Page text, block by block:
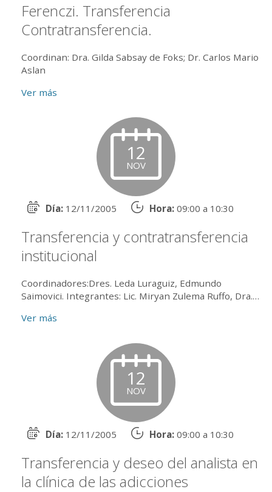
Ferenczi. Transferencia
Contratransferencia.
Coordinan: Dra. Gilda Sabsay de Foks; Dr. Carlos Mario
Aslan
Ver más
12
NOV
Día: 12/11/2005 Hora: 09:00 a 10:30
Transferencia y contratransferencia
institucional
Coordinadores:Dres. Leda Luraguiz, Edmundo
Saimovici. Integrantes: Lic. Miryan Zulema Ruffo, Dra.
Togni y Dra. Marí...
Ver más
12
NOV
Día: 12/11/2005 Hora: 09:00 a 10:30
Transferencia y deseo del analista en
la clínica de las adicciones